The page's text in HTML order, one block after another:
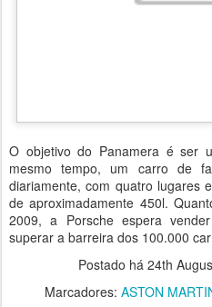
O objetivo do Panamera é ser
mesmo tempo, um carro de
diariamente, com quatro lugares
de aproximadamente 450l.
2009, a Porsche espera
superar a barreira dos 100.000
Postado há 24th
Marcadores: ASTON